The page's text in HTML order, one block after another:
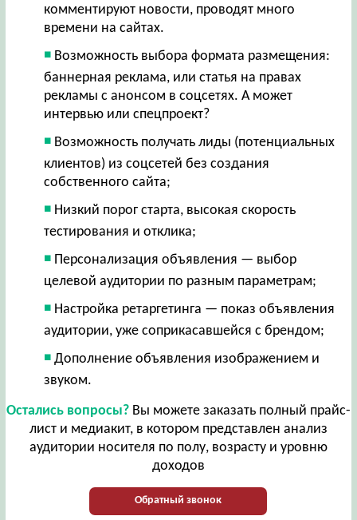
комментируют новости, проводят много
времени на сайтах.
Возможность выбора формата размещения:
баннерная реклама, или статья на правах
рекламы с анонсом в соцсетях. А может
интервью или спецпроект?
Возможность получать лиды (потенциальных
клиентов) из соцсетей без создания
собственного сайта;
Низкий порог старта, высокая скорость
тестирования и отклика;
Персонализация объявления — выбор
целевой аудитории по разным параметрам;
Настройка ретаргетинга — показ объявления
аудитории, уже соприкасавшейся с брендом;
Дополнение объявления изображением и
звуком.
Остались вопросы?Вы можете заказать полный прайс-
лист и медиакит, в котором представлен анализ
аудитории носителя по полу, возрасту и уровню
доходов
Обратный звонок